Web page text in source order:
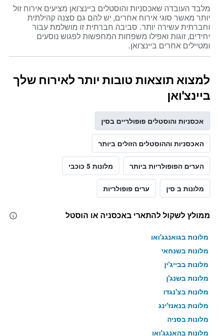
מלבד העובדה שאכסניות והוסטלים ביינצ'ואן מציעים אירוח זול
יותר מאשר סוגי אירוח אחרים, יש להם גם סצנה קהילתית
וחברתית עשירה יותר. סביבה חברתית זו מושלמת עבור
יחידים, זוגות ואפילו משפחות המחפשות לפגוש נוסעים
ומטיילים אחרים ביינצ'ואן.
למצוא תוצאות טובות יותר לאירוח שלך
ביינצ'ואן
אכסניות והוסטלים פופולריים בסין
האכסניות וההוסטלים הזולים ביותר
הערים הפופולריות ביותר מלונות 5 כוכבי
מלונות ב סין ערים פופולריות
ממולץ לשקול להתארי באכסניה או הוסטל
מלונות בגואנגג'ואו
מלונות בשנחאי
מלונות בבייג'ין
מלונות בשנג'ן
מלונות בצ'נגדו
מלונות בנאנז'ינג
מלונות בסניה
מלונות בהאנגג'ואו